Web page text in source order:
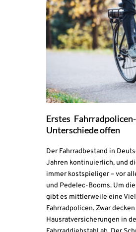
Erstes
Unterschiede offen
Der Fahrradbestand in
Jahren kontinuierlich, und
immer kostspieliger – vor
und Pedelec-Booms. Um
gibt es mittlerweile eine
Fahrradpolicen. Zwar decken
Hausratversicherungen in